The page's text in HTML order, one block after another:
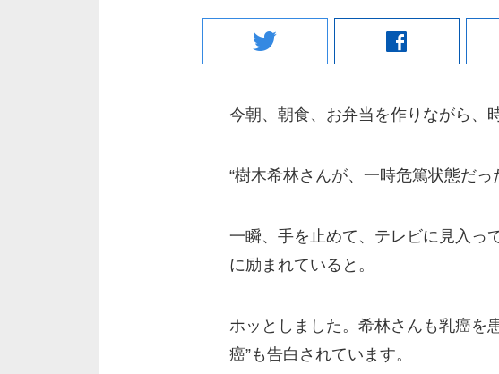
twitter facebook
今朝、朝食、お弁当を作りながら、
“樹木希林さんが、一時危篤状態だっ
一瞬、手を止めて、テレビに見入っ
に励まれていると。
ホッとしました。希林さんも乳癌を
癌”も告白されています。